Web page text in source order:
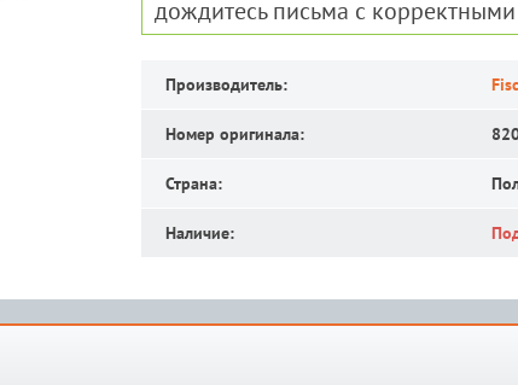
дождитесь письма с
Производитель:
Номер оригинала:
Страна:
Наличие: